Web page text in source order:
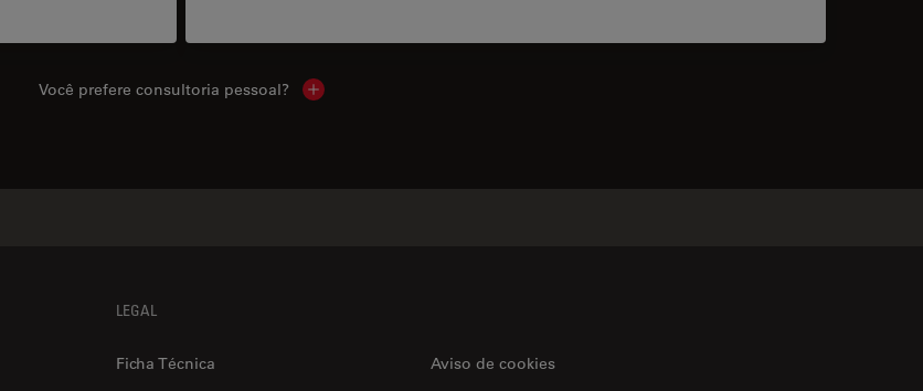
Você prefere consultoria pessoal? Show local contacts
LEGAL
Ficha Técnica
Aviso de cookies